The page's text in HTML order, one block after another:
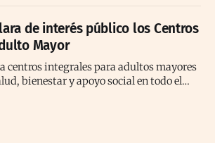
de interés público los Centros
Mayor
centros integrales para adultos mayores
bienestar y apoyo social en todo el